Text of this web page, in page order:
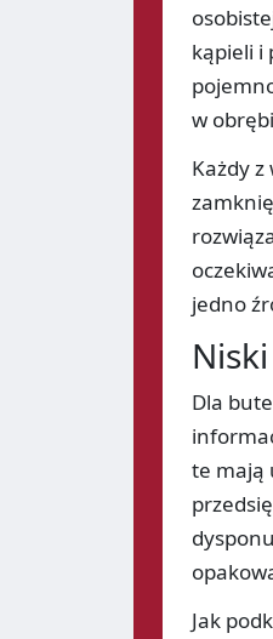
kąpieli i
w
Każdy
jedno
Dla
te mają
Jak